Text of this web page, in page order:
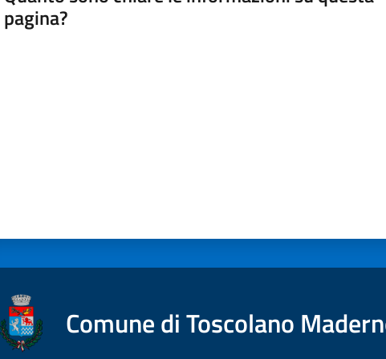
pagina?
Comune di Toscolano